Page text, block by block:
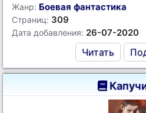
Жанр: Боевая фантастика
Страниц: 309
Дата добавления: 26-07-2020
Читать